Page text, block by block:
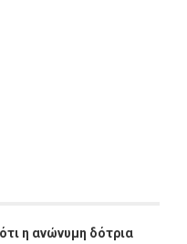
η ανώνυμη δότρια